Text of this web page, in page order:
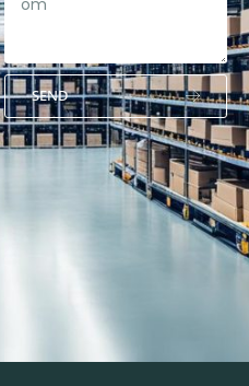
SEND
Alternative: